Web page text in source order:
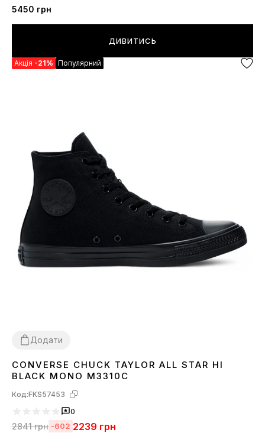
5450 грн
ДИВИТИСЬ
Акція -21% Популярний
Додати
363738 3940 4142 4344
CONVERSE CHUCK TAYLOR ALL STAR HI
BLACK MONO M3310C
Код:FKS57453
0
2841грн -602 2239 грн